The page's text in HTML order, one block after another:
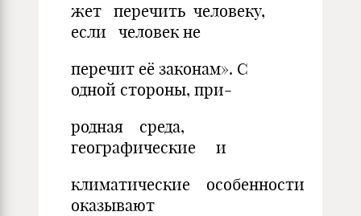
жет перечить человеку,
если человек не
перечит её законам». С
одной стороны, при-
родная среда,
географические и
климатические особенности
оказывают